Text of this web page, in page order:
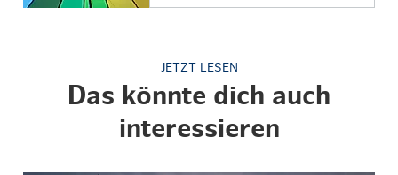
JETZT LESEN
Das könnte dich auch
interessieren